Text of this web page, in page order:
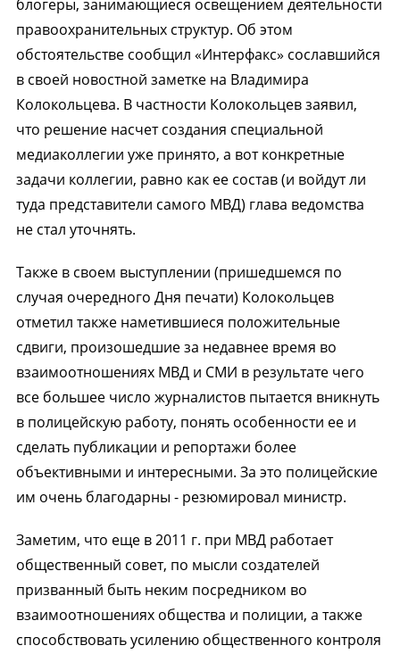
блогеры, занимающиеся освещением деятельности
правоохранительных структур. Об этом
обстоятельстве сообщил «Интерфакс» сославшийся
в своей новостной заметке на Владимира
Колокольцева. В частности Колокольцев заявил,
что решение насчет создания специальной
медиаколлегии уже принято, а вот конкретные
задачи коллегии, равно как ее состав (и войдут ли
туда представители самого МВД) глава ведомства
не стал уточнять.
Также в своем выступлении (пришедшемся по
случая очередного Дня печати) Колокольцев
отметил также наметившиеся положительные
сдвиги, произошедшие за недавнее время во
взаимоотношениях МВД и СМИ в результате чего
все большее число журналистов пытается вникнуть
в полицейскую работу, понять особенности ее и
сделать публикации и репортажи более
объективными и интересными. За это полицейские
им очень благодарны - резюмировал министр.
Заметим, что еще в 2011 г. при МВД работает
общественный совет, по мысли создателей
призванный быть неким посредником во
взаимоотношениях общества и полиции, а также
способствовать усилению общественного контроля